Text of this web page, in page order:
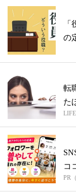
の
転
た
問
コ
PR